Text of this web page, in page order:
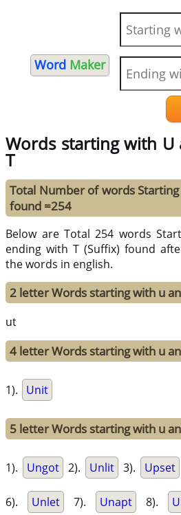
Word Maker
Words starting with
T
Total Number of words
found =254
Below are Total 254 words
ending with T (Suffix) found
the words in english.
2 letter Words starting with u
ut
4 letter Words starting with u
1). Unit
5 letter Words starting with u
1). Ungot 2). Unlit 3). Upset
6). Unlet 7). Unapt 8).